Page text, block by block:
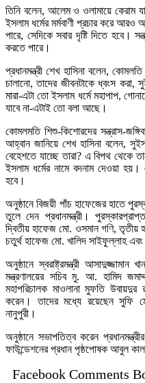
তিনি বলেন, আলেম ও ওলামায়ে
ইসলাম ধর্মের মর্মবাণী প্রচার করে
পারে, সেদিকে সবার দৃষ্টি দিতে হবে।
করতে পারে।
প্রধানমন্ত্রী শেখ হাসিনা বলেন,
চালানো, তাদের জীবনটাকে ধ্বংস করা,
মারা-এটা তো ইসলাম ধর্মে মহাপাপ,
যাবে না-এটাই তো বলা আছে।
কোমলমতি শিশু-কিশোরদের সন্ত্রাস-
আহ্বান জানিয়ে শেখ হাসিনা বলেন,
বেহেশতে যাচ্ছে তারা? এ বিপথ থেকে
ইসলাম ধর্মের নামে বদনাম দেওয়া
হবে।
অনুষ্ঠানে বিজয়ী পাঁচ হাফেজের হাতে
তুলে দেন প্রধানমন্ত্রী।
দ্বিতীয় হাফেজ মো. ওসমান গণি, তৃতীয়
চতুর্থ হাফেজ মো. খালিদ সাইফুল্লাহ
অনুষ্ঠানে স্বরাষ্ট্রমন্ত্রী
মন্ত্রণালয়ের সচিব মু. আ. হামিদ
মহাপরিচালক মাওলানা মুফতি উবায়দুর
করেন। তাদের মধ্যে রয়েছেন সুফি
নানুপুরী।
অনুষ্ঠানে সভাপতিত্ব করেন
ফাউন্ডেশনের প্রধান পৃষ্ঠপোষক আবুল
Facebook Comments